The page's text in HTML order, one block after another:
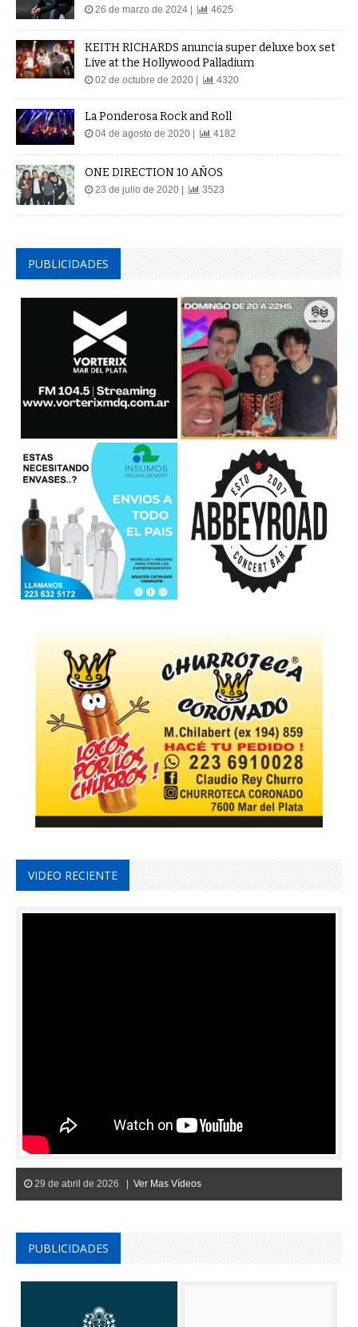
26 de marzo de 2024 | 4625
KEITH RICHARDS anuncia super deluxe box set
Live at the Hollywood Palladium
02 de octubre de 2020 | 4320
La Ponderosa Rock and Roll
04 de agosto de 2020 | 4182
ONE DIRECTION 10 AÑOS
23 de julio de 2020 | 3523
PUBLICIDADES
VIDEO RECIENTE
29 de abril de 2026 | Ver Mas Vídeos
PUBLICIDADES